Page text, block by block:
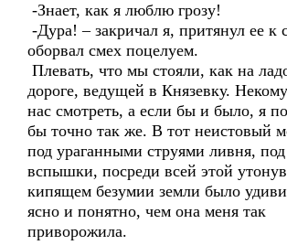
-Знает, как я люблю грозу!
-Дура! – закричал я, притянул ее к
оборвал смех поцелуем.
Плевать, что мы стояли, как на
дороге, ведущей в Князевку.
нас смотреть, а если бы и было, я
бы точно так же. В тот неистовый
под ураганными струями ливня, под
вспышки, посреди всей этой
кипящем безумии земли было
ясно и понятно, чем она меня так
приворожила.